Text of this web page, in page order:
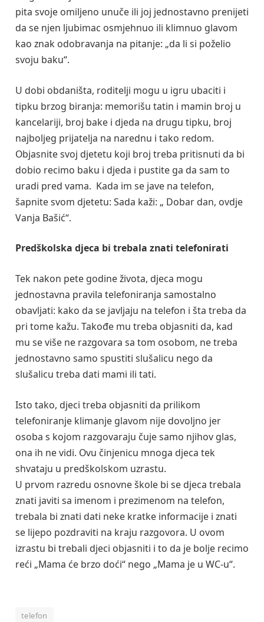
pita svoje omiljeno unuče ili joj jednostavno prenijeti
da se njen ljubimac osmjehnuo ili klimnuo glavom
kao znak odobravanja na pitanje: „da li si poželio
svoju baku“.
U dobi obdaništa, roditelji mogu u igru ubaciti i
tipku brzog biranja: memorišu tatin i mamin broj u
kancelariji, broj bake i djeda na drugu tipku, broj
najboljeg prijatelja na narednu i tako redom.
Objasnite svoj djetetu koji broj treba pritisnuti da bi
dobio recimo baku i djeda i pustite ga da sam to
uradi pred vama. Kada im se jave na telefon,
šapnite svom djetetu: Sada kaži: „ Dobar dan, ovdje
Vanja Bašić“.
Predškolska djeca bi trebala znati telefonirati
Tek nakon pete godine života, djeca mogu
jednostavna pravila telefoniranja samostalno
obavljati: kako da se javljaju na telefon i šta treba da
pri tome kažu. Takođe mu treba objasniti da, kad
mu se više ne razgovara sa tom osobom, ne treba
jednostavno samo spustiti slušalicu nego da
slušalicu treba dati mami ili tati.
Isto tako, djeci treba objasniti da prilikom
telefoniranje klimanje glavom nije dovoljno jer
osoba s kojom razgovaraju čuje samo njihov glas,
ona ih ne vidi. Ovu činjenicu mnoga djeca tek
shvataju u predškolskom uzrastu.
U prvom razredu osnovne škole bi se djeca trebala
znati javiti sa imenom i prezimenom na telefon,
trebala bi znati dati neke kratke informacije i znati
se lijepo pozdraviti na kraju razgovora. U ovom
izrastu bi trebali djeci objasniti i to da je bolje recimo
reći „Mama će brzo doći“ nego „Mama je u WC-u“.
telefon